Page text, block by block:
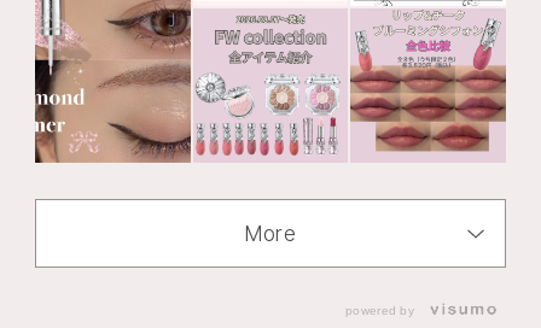
More
powered by